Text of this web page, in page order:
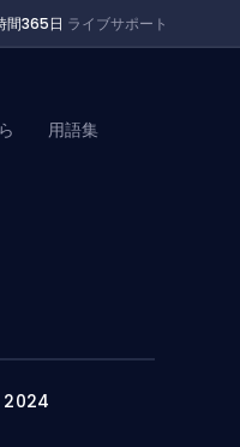
間365日 ライブサポート
用語集
2024